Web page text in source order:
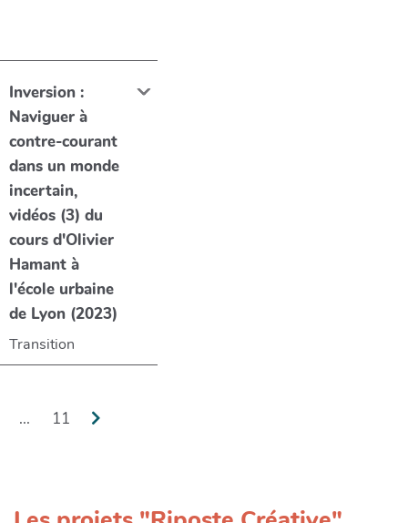
Inversion :
Naviguer à
contre-courant
dans un monde
incertain,
vidéos (3) du
cours d'Olivier
Hamant à
l'école urbaine
de Lyon (2023)
Transition
... 11